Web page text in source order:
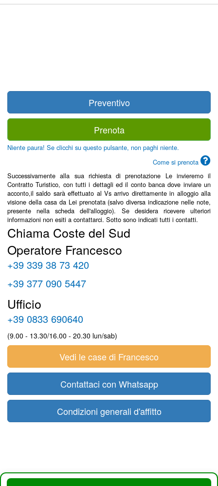
Preventivo
Prenota
Niente paura! Se clicchi su questo pulsante, non paghi niente.
Come si prenota
Successivamente alla sua richiesta di prenotazione Le invieremo il
Contratto Turistico, con tutti i dettagli ed il conto banca dove inviare un
acconto,il saldo sarà effettuato al Vs arrivo direttamente in alloggio alla
visione della casa da Lei prenotata (salvo diversa indicazione nelle note,
presente nella scheda dell'alloggio). Se desidera ricevere ulteriori
informazioni non esiti a contattarci. Sotto sono indicati tutti i contatti.
Chiama Coste del Sud
Operatore Francesco
+39 339 38 73 420
+39 377 090 5447
Ufficio
+39 0833 690640
(9.00 - 13.30/16.00 - 20.30 lun/sab)
Vedi le case di Francesco
Contattaci con Whatsapp
Condizioni generali d'affitto